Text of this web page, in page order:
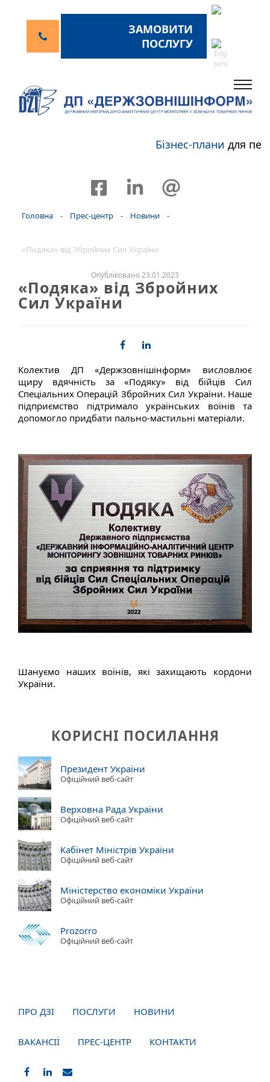
ЗАМОВИТИ
ПОСЛУГУ
Бізнес-планидля
Головна - Прес-центр - Новини -
«Подяка» від Збройних Сил України
Опубліковано 23.01.2023
«Подяка» від Збройних
Сил України
Колектив ДП «Держзовнішінформ» висловлює
щиру вдячність за «Подяку» від бійців Сил
Спеціальних Операцій Збройних Сил України. Наше
підприємство підтримало українських воїнів та
допомогло придбати пально-мастильні матеріали.
Шануємо наших воїнів, які захищають кордони
України.
КОРИСНІ ПОСИЛАННЯ
Президент України
Офіційний веб-сайт
Верховна Рада України
Офіційний веб-сайт
Кабінет Міністрів України
Офіційний веб-сайт
Міністерство економіки України
Офіційний веб-сайт
Prozorro
Офіційний веб-сайт
ПРО ДЗІ ПОСЛУГИ НОВИНИ
ВАКАНСІЇ ПРЕС-ЦЕНТР КОНТАКТИ